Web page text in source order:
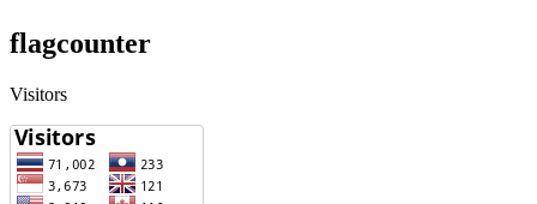
flagcounter
Visitors